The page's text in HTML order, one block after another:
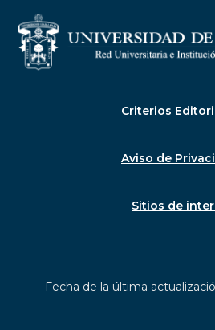
Criterios
Aviso de
Sitios de
Fecha de la última